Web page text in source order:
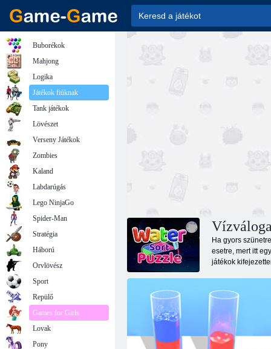
Ha gyors
esetre, mert itt
játékok
Buborékok
Mahjong
Logika
Játékok fiúknak
Tank játékok
Lövészet
Verseny Játékok
Zombies
Kaland
Labdarúgás
Lego NinjaGo
Spider-Man
Stratégia
Háború
Orvlövész
Sport
Repülő
Games for Girls
Lovak
Pony